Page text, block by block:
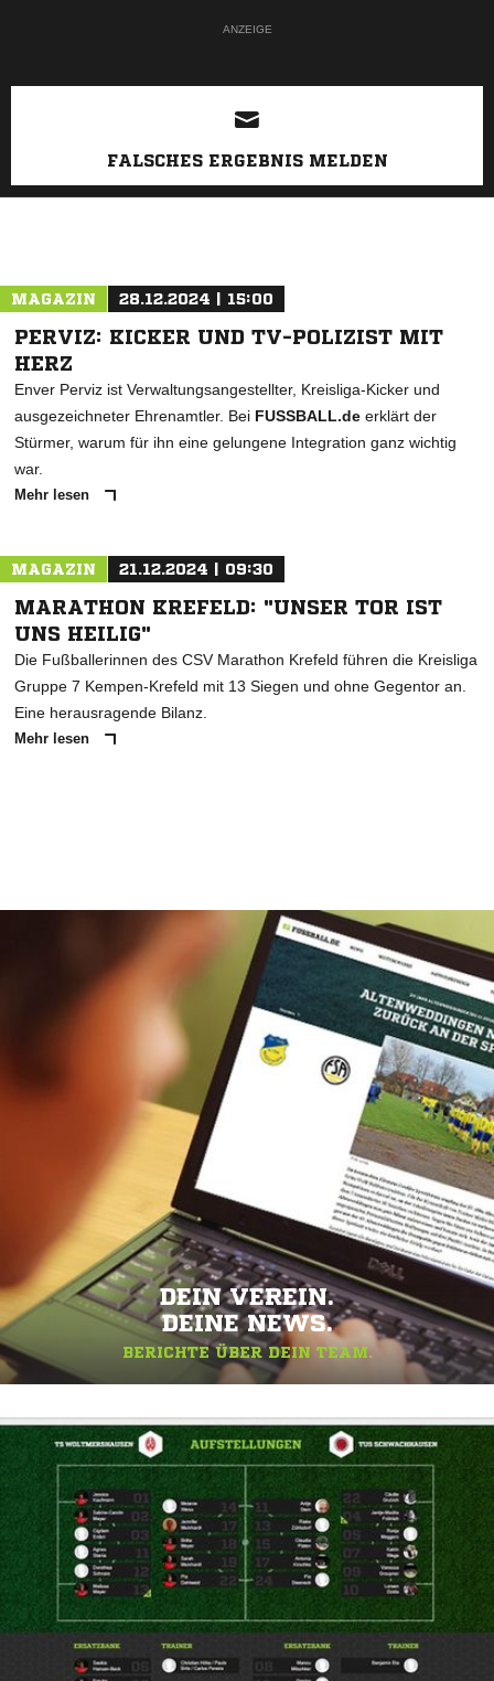
ANZEIGE
FALSCHES ERGEBNIS MELDEN
MAGAZIN 28.12.2024 | 15:00
PERVIZ: KICKER UND TV-POLIZIST MIT
HERZ
Enver Perviz ist Verwaltungsangestellter, Kreisliga-Kicker und
ausgezeichneter Ehrenamtler. Bei FUSSBALL.de erklärt der
Stürmer, warum für ihn eine gelungene Integration ganz wichtig
war.
Mehr lesen
MAGAZIN 21.12.2024 | 09:30
MARATHON KREFELD: "UNSER TOR IST
UNS HEILIG"
Die Fußballerinnen des CSV Marathon Krefeld führen die Kreisliga
Gruppe 7 Kempen-Krefeld mit 13 Siegen und ohne Gegentor an.
Eine herausragende Bilanz.
Mehr lesen
DEIN VEREIN.
DEINE NEWS.
BERICHTE ÜBER DEIN TEAM.